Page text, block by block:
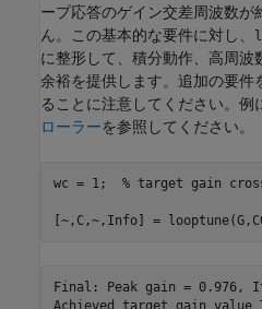
ープ応答のゲイン交差周波数
ん。この基本的な要件に対し、
に整形して、積分動作、高周
余裕を提供します。追加の要件
ることに注意してください。例
ローラーを参照してください。
wc = 1; % target gain
[~,C,~,Info] =
Final: Peak gain = 0.976,